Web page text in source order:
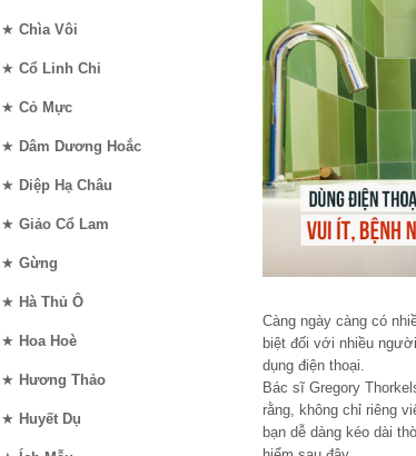
Càng ngày càng có
biệt đối với nhiều
dụng điện thoại.
Bác sĩ Gregory
rằng, không chỉ riêng
bạn dễ dàng kéo dài
★ Chìa Vôi
★ Cổ Linh Chi
★ Cỏ Mực
★ Dâm Dương Hoắc
★ Diệp Hạ Châu
★ Giảo Cổ Lam
★ Gừng
★ Hà Thủ Ô
★ Hoa Hoè
★ Hương Thảo
★ Huyết Dụ